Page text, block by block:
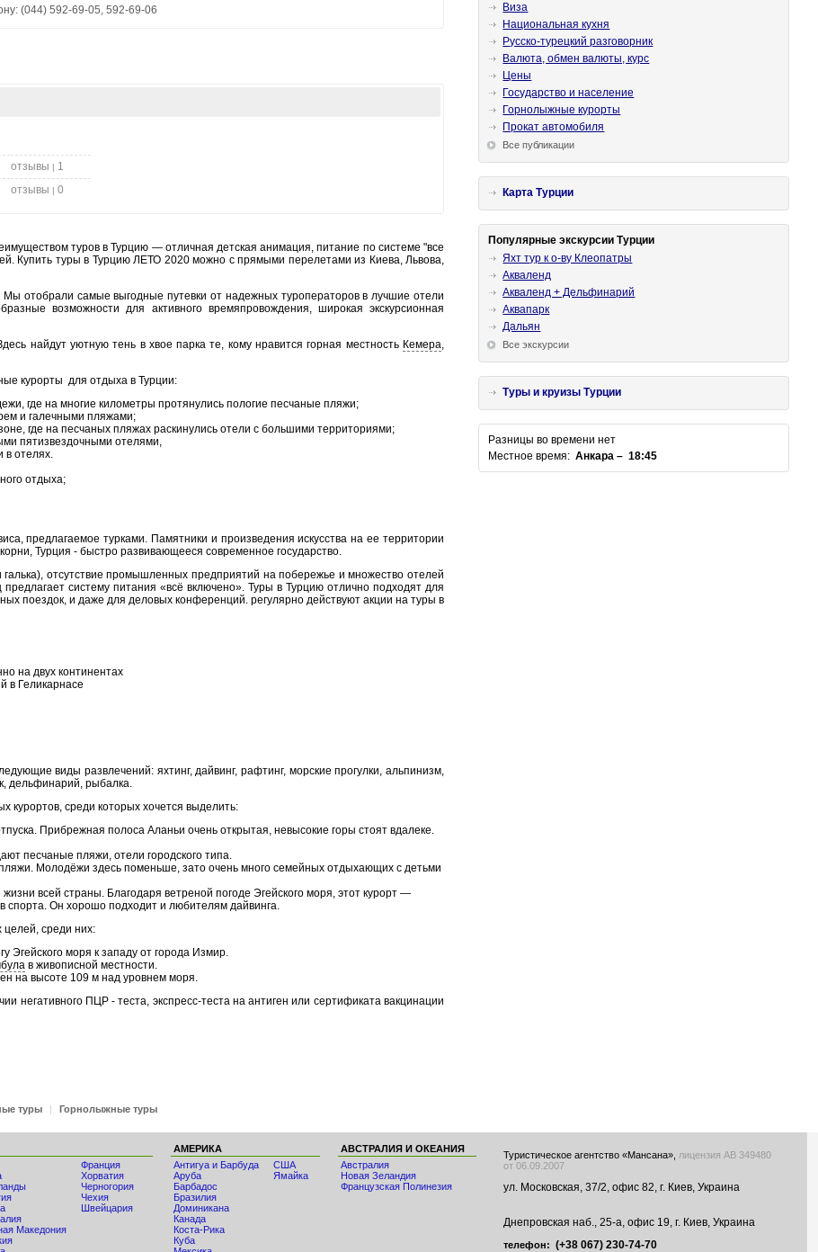
(044) 592-69-05, 592-69-06
отзывы | 1
отзывы | 0
туров в Турцию — отличная детская анимация, питание по системе "все
Купить туры в Турцию ЛЕТО 2020 можно с прямыми перелетами из Киева, Львова,
отобрали самые выгодные путевки от надежных туроператоров в лучшие отели
возможности для активного времяпровождения, широкая экскурсионная
найдут уютную тень в хвое парка те, кому нравится горная местность Кемера,
курорты для отдыха в Турции:
где на многие километры протянулись пологие песчаные пляжи;
и галечными пляжами;
где на песчаных пляжах раскинулись отели с большими территориями;
пятизвездочными отелями,
в отелях.
отдыха;
предлагаемое турками. Памятники и произведения искусства на ее территории
Турция - быстро развивающееся современное государство.
отсутствие промышленных предприятий на побережье и множество отелей
систему питания «всё включено». Туры в Турцию отлично подходят для
поездок, и даже для деловых конференций. регулярно действуют акции на туры в
на двух континентах
в Геликарнасе
виды развлечений: яхтинг, дайвинг, рафтинг, морские прогулки, альпинизм,
дельфинарий, рыбалка.
курортов, среди которых хочется выделить:
Прибрежная полоса Аланьи очень открытая, невысокие горы стоят вдалеке.
песчаные пляжи, отели городского типа.
Молодёжи здесь поменьше, зато очень много семейных отдыхающих с детьми
всей страны. Благодаря ветреной погоде Эгейского моря, этот курорт —
спорта. Он хорошо подходит и любителям дайвинга.
целей, среди них:
Эгейского моря к западу от города Измир.
в живописной местности.
на высоте 109 м над уровнем моря.
негативного ПЦР - теста, экспресс-теста на антиген или сертификата вакцинации
Виза
Национальная кухня
Русско-турецкий разговорник
Валюта, обмен валюты, курс
Цены
Государство и население
Горнолыжные курорты
Прокат автомобиля
Все публикации
Карта Турции
Популярные экскурсии Турции
Яхт тур к о-ву Клеопатры
Акваленд
Акваленд + Дельфинарий
Аквапарк
Дальян
Все экскурсии
Туры и круизы Турции
Разницы во времени нет
Местное время:Анкара – 18:45
туры Горнолыжные туры
Македония
Франция
Хорватия
Черногория
Чехия
Швейцария
АМЕРИКА
Антигуа и Барбуда
Аруба
Барбадос
Бразилия
Доминикана
Канада
Коста-Рика
Куба
США
Ямайка
АВСТРАЛИЯ И ОКЕАНИЯ
Австралия
Новая Зеландия
Французская Полинезия
Туристическое агентство «Мансана», лицензия АВ 349480
от 06.09.2007
ул. Московская, 37/2, офис 82, г. Киев, Украина
Днепровская наб., 25-а, офис 19, г. Киев, Украина
телефон: (+38 067) 230-74-70